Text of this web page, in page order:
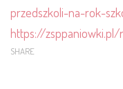
przedszkoli-na-rok-
https://
SHARE